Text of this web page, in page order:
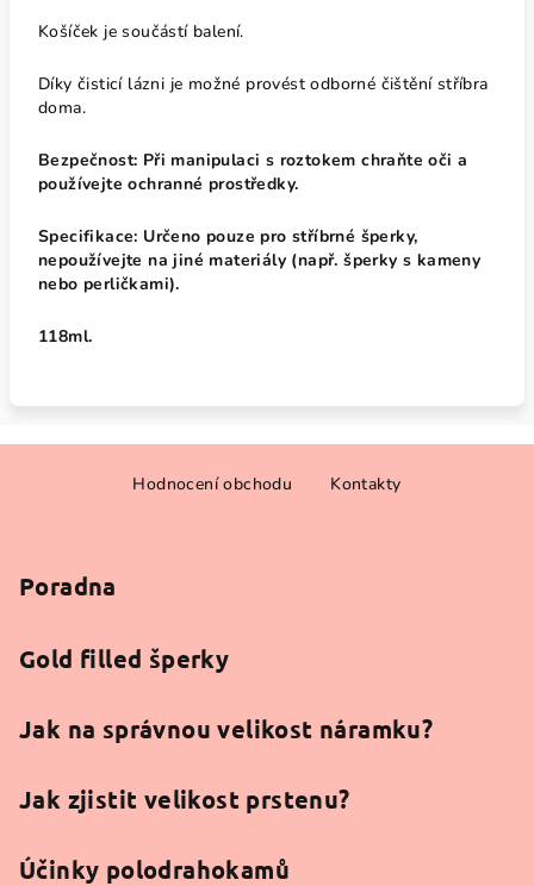
Košíček je součástí balení.
Díky čisticí lázni je možné provést odborné čištění stříbra
doma.
Bezpečnost: Při manipulaci s roztokem chraňte oči a
používejte ochranné prostředky.
Specifikace: Určeno pouze pro stříbrné šperky,
nepoužívejte na jiné materiály (např. šperky s kameny
nebo perličkami).
118ml.
Hodnocení obchodu Kontakty
Poradna
Gold filled šperky
Jak na správnou velikost náramku?
Jak zjistit velikost prstenu?
Účinky polodrahokamů